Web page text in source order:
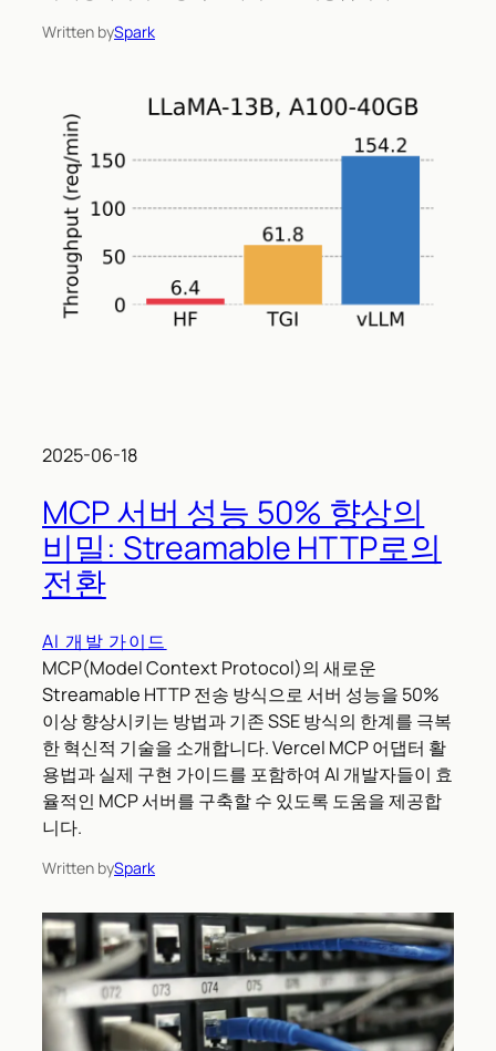
Written bySpark
2025-06-18
MCP 서버 성능 50% 향상의
비밀: Streamable HTTP로의
전환
AI 개발 가이드
MCP(Model Context Protocol)의 새로운
Streamable HTTP 전송 방식으로 서버 성능을 50%
이상 향상시키는 방법과 기존 SSE 방식의 한계를 극복
한 혁신적 기술을 소개합니다. Vercel MCP 어댑터 활
용법과 실제 구현 가이드를 포함하여 AI 개발자들이 효
율적인 MCP 서버를 구축할 수 있도록 도움을 제공합
니다.
Written bySpark